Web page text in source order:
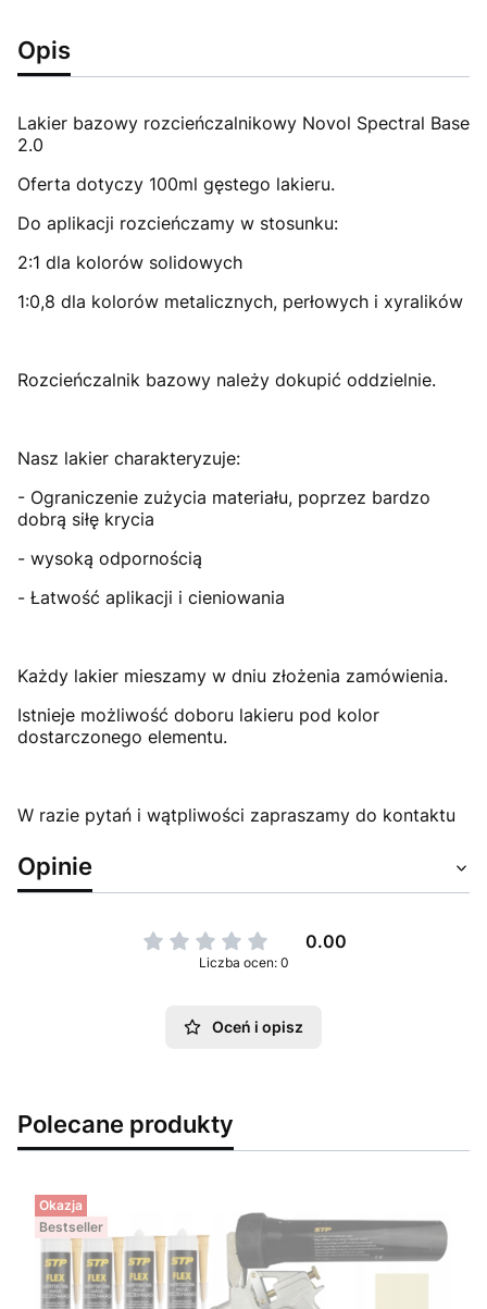
Opis
Lakier bazowy rozcieńczalnikowy Novol Spectral Base
2.0
Oferta dotyczy 100ml gęstego lakieru.
Do aplikacji rozcieńczamy w stosunku:
2:1 dla kolorów solidowych
1:0,8 dla kolorów metalicznych, perłowych i xyralików
Rozcieńczalnik bazowy należy dokupić oddzielnie.
Nasz lakier charakteryzuje:
- Ograniczenie zużycia materiału, poprzez bardzo
dobrą siłę krycia
- wysoką odpornością
- Łatwość aplikacji i cieniowania
Każdy lakier mieszamy w dniu złożenia zamówienia.
Istnieje możliwość doboru lakieru pod kolor
dostarczonego elementu.
W razie pytań i wątpliwości zapraszamy do kontaktu
Opinie
0.00
Liczba ocen: 0
Oceń i opisz
Polecane produkty
Okazja
Bestseller